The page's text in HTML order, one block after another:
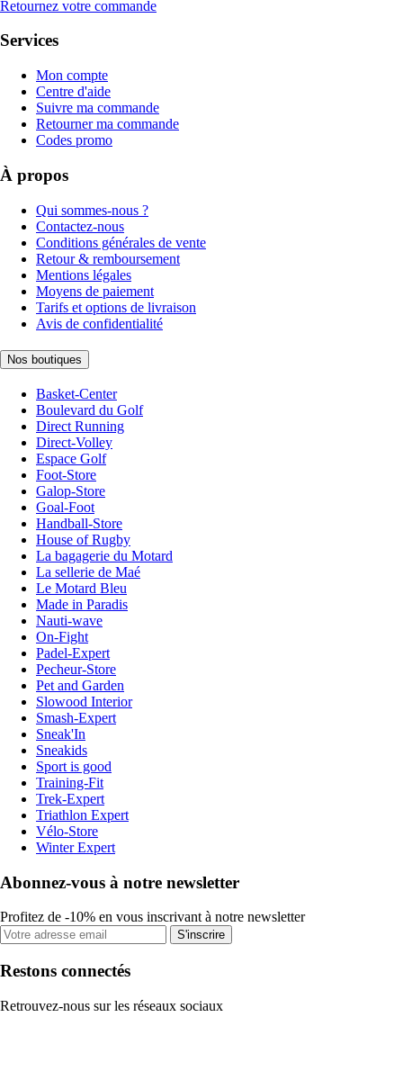
Retournez votre commande
Services
Mon compte
Centre d'aide
Suivre ma commande
Retourner ma commande
Codes promo
À propos
Qui sommes-nous ?
Contactez-nous
Conditions générales de vente
Retour & remboursement
Mentions légales
Moyens de paiement
Tarifs et options de livraison
Avis de confidentialité
Nos boutiques
Basket-Center
Boulevard du Golf
Direct Running
Direct-Volley
Espace Golf
Foot-Store
Galop-Store
Goal-Foot
Handball-Store
House of Rugby
La bagagerie du Motard
La sellerie de Maé
Le Motard Bleu
Made in Paradis
Nauti-wave
On-Fight
Padel-Expert
Pecheur-Store
Pet and Garden
Slowood Interior
Smash-Expert
Sneak'In
Sneakids
Sport is good
Training-Fit
Trek-Expert
Triathlon Expert
Vélo-Store
Winter Expert
Abonnez-vous à notre newsletter
Profitez de -10% en vous inscrivant à notre newsletter
S'inscrire
Restons connectés
Retrouvez-nous sur les réseaux sociaux